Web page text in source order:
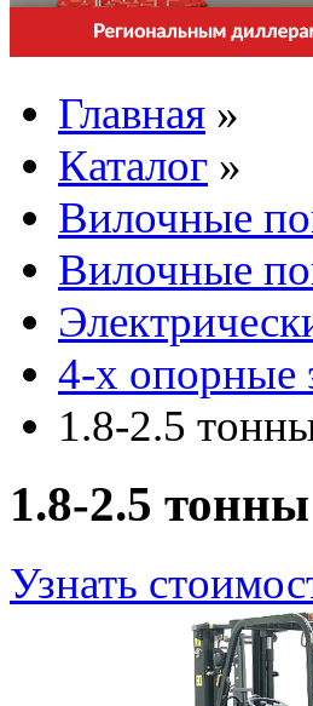
Главная »
Каталог »
Вилочные
Вилочные
4-х опорные
1.8-2.5
1.8-2.5
Узнать